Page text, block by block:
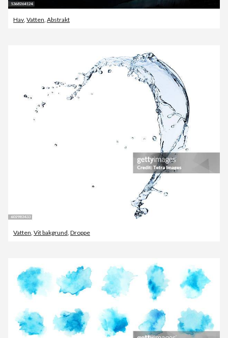
Hav Vatten Abstrakt
Vatten Vit bakgrund Droppe